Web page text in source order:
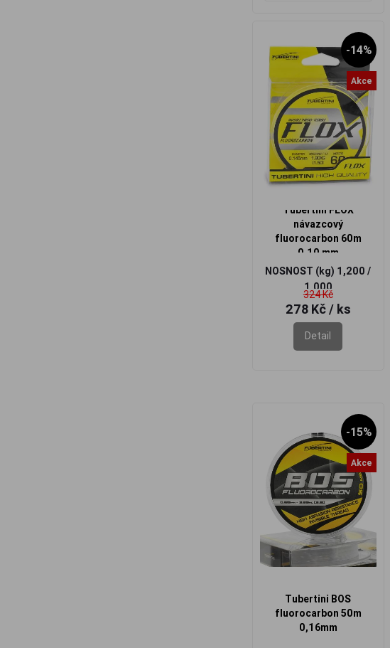
-14%
Akce
Tubertini FLOX
návazcový
fluorocarbon 60m
0,10 mm
NOSNOST (kg) 1,200 /
1,000
324 Kč
278 Kč/ ks
Detail
-15%
Akce
Tubertini BOS
fluorocarbon 50m
0,16mm